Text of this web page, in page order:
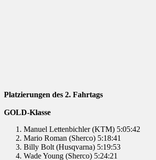
Platzierungen des 2. Fahrtags
GOLD-Klasse
Manuel Lettenbichler (KTM) 5:05:42
Mario Roman (Sherco) 5:18:41
Billy Bolt (Husqvarna) 5:19:53
Wade Young (Sherco) 5:24:21